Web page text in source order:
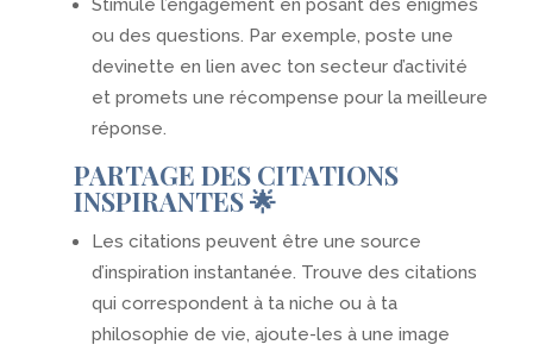
Stimule l’engagement en posant des énigmes
ou des questions. Par exemple, poste une
devinette en lien avec ton secteur d’activité
et promets une récompense pour la meilleure
réponse.
PARTAGE DES CITATIONS
INSPIRANTES 🌟
Les citations peuvent être une source
d’inspiration instantanée. Trouve des citations
qui correspondent à ta niche ou à ta
philosophie de vie, ajoute-les à une image